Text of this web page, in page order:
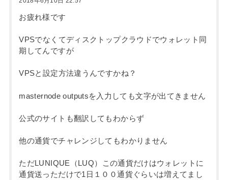
お疲れ様です
VPSでなくてディスクトップクラウドでウォレット同
期してんですが
VPSと設定方法違うんですかね？
masternode outputsを入力しても文字が出てきません
公式のサイトも翻訳してもわからず
他の通貨でチャレンジしてもわかりません
ただLUNIQUE（LUQ）この通貨だけはウォレットに
通貨送っただけで1日１００通貨ぐらいは増えてまし